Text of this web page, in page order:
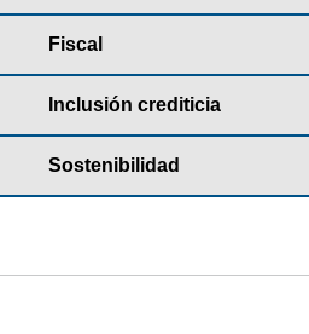
Fiscal
Inclusión crediticia
Sostenibilidad